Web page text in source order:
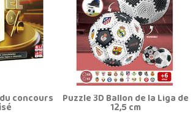
concours Puzzle 3D Ballon de la Liga de
12,5 cm